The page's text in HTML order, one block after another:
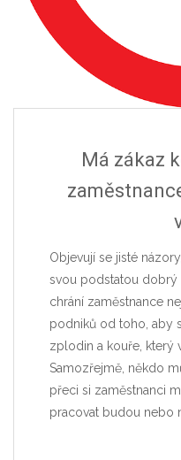
Má zákaz
Objevují se jisté
svou podstatou dobrý
chrání zaměstnance
podniků od toho, aby
zplodin a kouře, který
Samozřejmě, někdo
přeci si zaměstnanci
pracovat budou nebo